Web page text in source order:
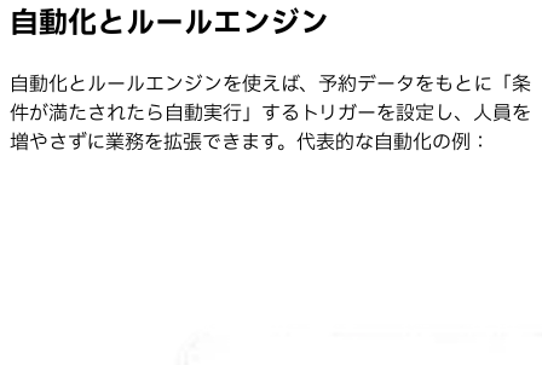
自動化とルールエンジン
自動化とルールエンジンを使えば、予約データをもとに「条
件が満たされたら自動実行」するトリガーを設定し、人員を
増やさずに業務を拡張できます。代表的な自動化の例：